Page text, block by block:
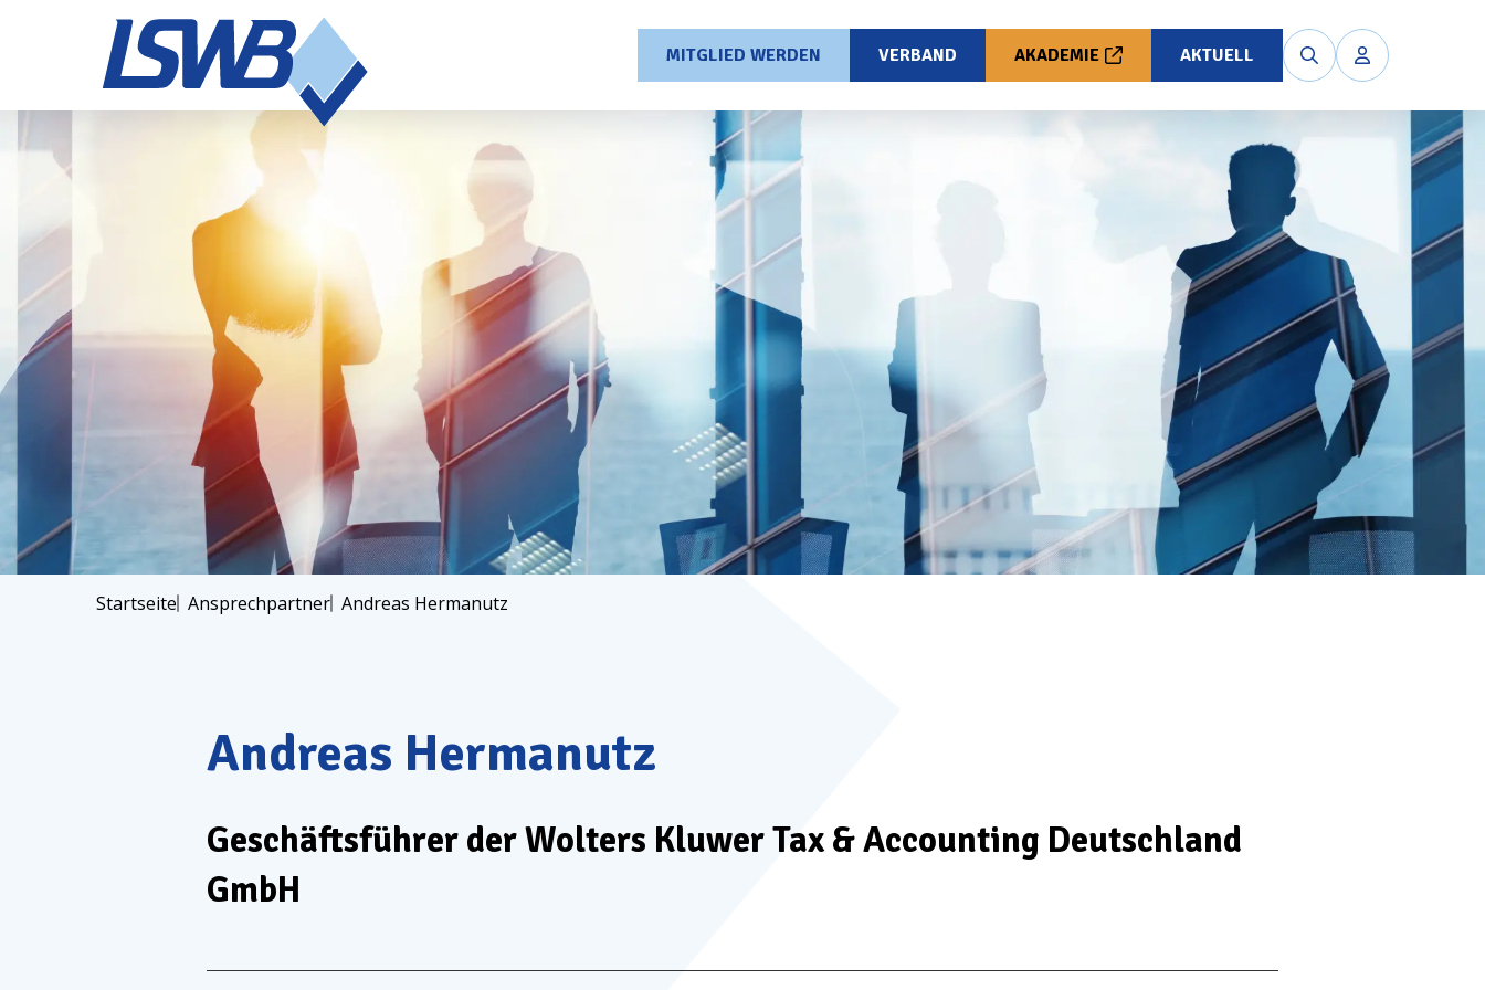
MITGLIED WERDEN VERBAND AKADEMIE AKTUELL
Startseite Ansprechpartner Andreas Hermanutz
Andreas Hermanutz
Geschäftsführer der Wolters Kluwer Tax & Accounting Deutschland
GmbH